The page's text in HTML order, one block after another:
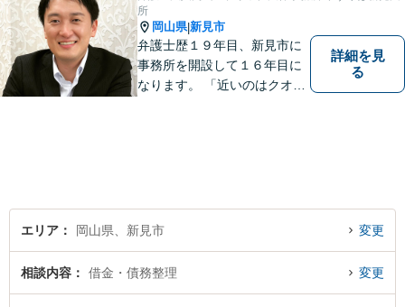
所
岡山県|新見市
弁護士歴１９年目、新見市に
事務所を開設して１６年目に
なります。 「近いのはクオリ
詳細を見
る
エリア 岡山県、新見市 変更
相談内容 借金・債務整理 変更